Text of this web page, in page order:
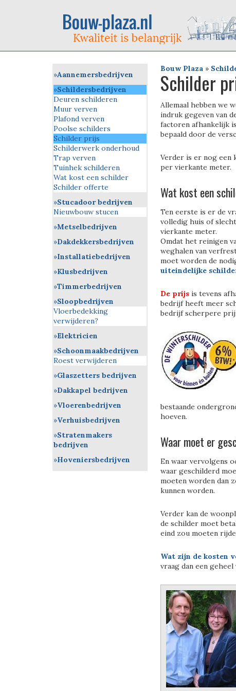
Bouw Plaza »
Schilder
Allemaal hebben we
indruk gegeven van
factoren afhankelijk
bepaald door de
Verder is er nog een
per vierkante meter.
Wat kost een
Ten eerste is er de
volledig huis of
vierkante meter.
Omdat het reinigen
weghalen van
moet worden de
uiteindelijke
De prijs is tevens
bedrijf heeft meer
bedrijf scherpere
bestaande
hoeven.
Waar moet er
En waar vervolgens
waar geschilderd
moeten worden dan
kunnen worden.
Verder kan de
de schilder moet
eind zou moeten
Wat zijn de kosten
vraag dan een
Aannemersbedrijven
Schildersbedrijven
Deuren schilderen
Muur verven
Plafond verven
Poolse schilders
Schilder prijs
Schilderwerk onderhoud
Trap verven
Tuinhek schilderen
Wat kost een schilder
Schilder offerte
Stucadoor bedrijven
Nieuwbouw stucen
Metselbedrijven
Dakdekkersbedrijven
Installatiebedrijven
Klusbedrijven
Timmerbedrijven
Sloopbedrijven
Vloerbedekking
verwijderen?
Elektricien
Schoonmaakbedrijven
Roest verwijderen
Glaszetters bedrijven
Dakkapel bedrijven
Vloerenbedrijven
Verhuisbedrijven
Stratenmakers
bedrijven
Hoveniersbedrijven